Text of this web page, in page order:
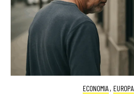
ECONOMIA , EUROPA